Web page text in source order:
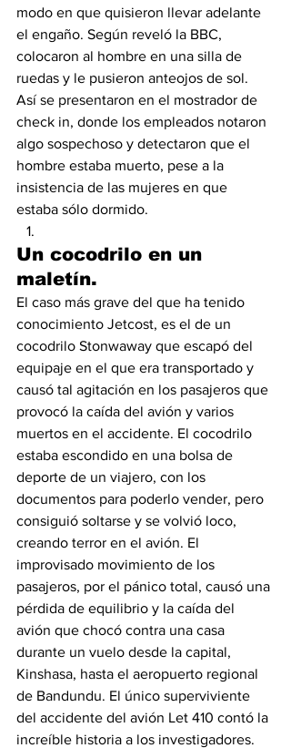
modo en que quisieron llevar adelante
el engaño. Según reveló la BBC,
colocaron al hombre en una silla de
ruedas y le pusieron anteojos de sol.
Así se presentaron en el mostrador de
check in, donde los empleados notaron
algo sospechoso y detectaron que el
hombre estaba muerto, pese a la
insistencia de las mujeres en que
estaba sólo dormido.
Un cocodrilo en un
maletín.
El caso más grave del que ha tenido
conocimiento Jetcost, es el de un
cocodrilo Stonwaway que escapó del
equipaje en el que era transportado y
causó tal agitación en los pasajeros que
provocó la caída del avión y varios
muertos en el accidente. El cocodrilo
estaba escondido en una bolsa de
deporte de un viajero, con los
documentos para poderlo vender, pero
consiguió soltarse y se volvió loco,
creando terror en el avión. El
improvisado movimiento de los
pasajeros, por el pánico total, causó una
pérdida de equilibrio y la caída del
avión que chocó contra una casa
durante un vuelo desde la capital,
Kinshasa, hasta el aeropuerto regional
de Bandundu. El único superviviente
del accidente del avión Let 410 contó la
increíble historia a los investigadores.